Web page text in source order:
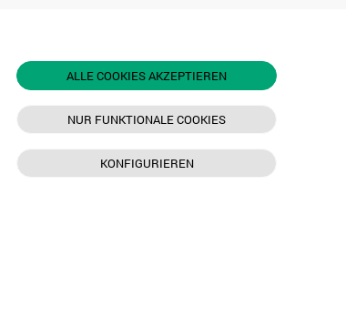
ALLE COOKIES AKZEPTIEREN
NUR FUNKTIONALE COOKIES
KONFIGURIEREN